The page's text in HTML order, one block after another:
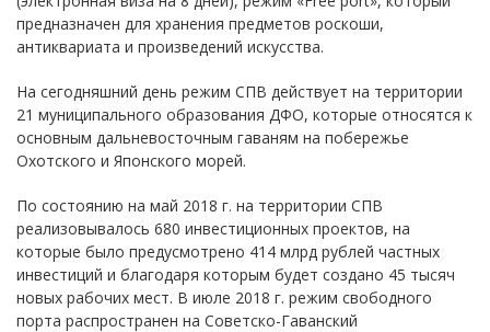
предназначен для хранения предметов роскоши,
антиквариата и произведений искусства.
На сегодняшний день режим СПВ действует на территории
21 муниципального образования ДФО, которые относятся к
основным дальневосточным гаваням на побережье
Охотского и Японского морей.
По состоянию на май 2018 г. на территории СПВ
реализовывалось 680 инвестиционных проектов, на
которые было предусмотрено 414 млрд рублей частных
инвестиций и благодаря которым будет создано 45 тысяч
новых рабочих мест. В июле 2018 г. режим свободного
порта распространен на Советско-Гаванский